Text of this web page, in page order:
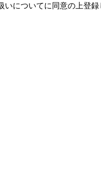
いについてに同意の上登